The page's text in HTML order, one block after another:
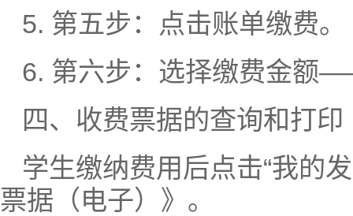
5. 第五步：点击账单缴费。
6. 第六步：选择缴费金额
四、收费票据的查询和打印
学生缴纳费用后点击“我的
票据（电子）》。